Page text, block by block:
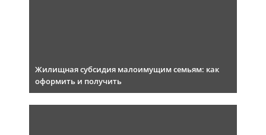
Жилищная субсидия малоимущим семьям: как
оформить и получить